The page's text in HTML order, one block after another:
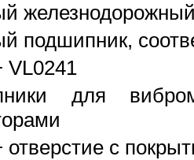
подшипник,
VL0241
для
отверстие с